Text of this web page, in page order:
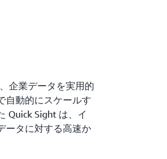
企業データを実用的
自動的にスケールす
Quick Sight は、イ
ータに対する高速か